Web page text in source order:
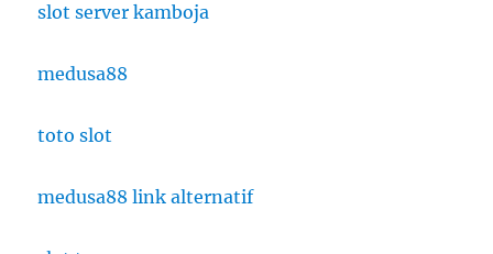
slot server kamboja
medusa88
toto slot
medusa88 link alternatif